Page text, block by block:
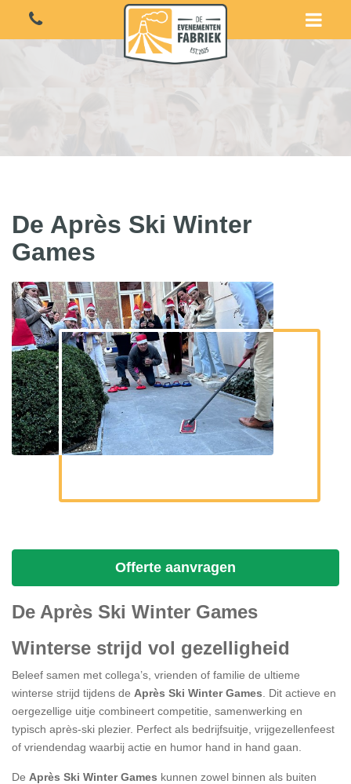
De Après Ski Winter
Games
Offerte aanvragen
De Après Ski Winter Games
Winterse strijd vol gezelligheid
Beleef samen met collega’s, vrienden of familie de ultieme
winterse strijd tijdens de Après Ski Winter Games . Dit actieve en
oergezellige uitje combineert competitie, samenwerking en
typisch après-ski plezier. Perfect als bedrijfsuitje, vrijgezellenfeest
of vriendendag waarbij actie en humor hand in hand gaan.
De Après Ski Winter Games kunnen zowel binnen als buiten